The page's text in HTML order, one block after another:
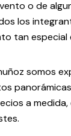
o de
los
tan especial
somos
a